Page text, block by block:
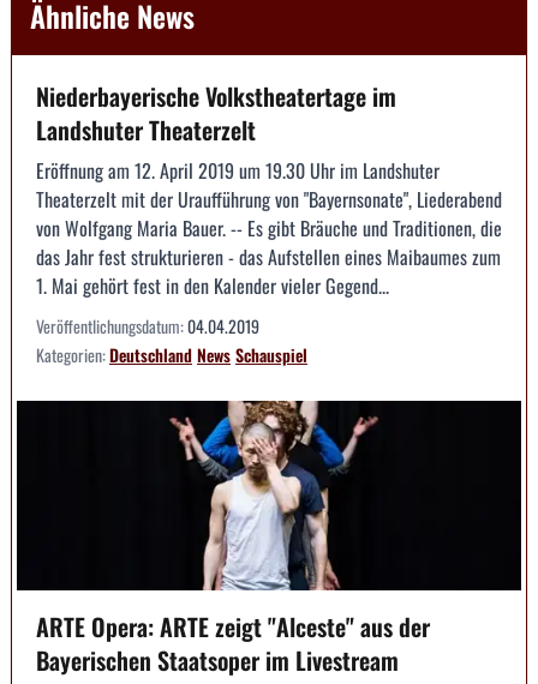
Ähnliche News
Niederbayerische Volkstheatertage im
Landshuter Theaterzelt
Eröffnung am 12. April 2019 um 19.30 Uhr im Landshuter
Theaterzelt mit der Uraufführung von "Bayernsonate", Liederabend
von Wolfgang Maria Bauer. -- Es gibt Bräuche und Traditionen, die
das Jahr fest strukturieren - das Aufstellen eines Maibaumes zum
1. Mai gehört fest in den Kalender vieler Gegend...
Veröffentlichungsdatum:04.04.2019
Kategorien:DeutschlandNewsSchauspiel
ARTE Opera: ARTE zeigt "Alceste" aus der
Bayerischen Staatsoper im Livestream